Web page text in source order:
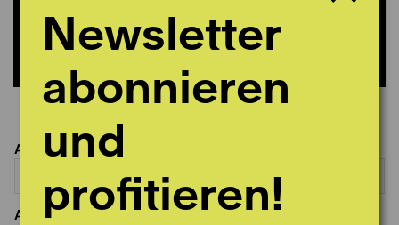
BESTELLFORMULAR
Abo auswählen
Anzahl Abo
Newsletter
abonnieren
und
profitieren!